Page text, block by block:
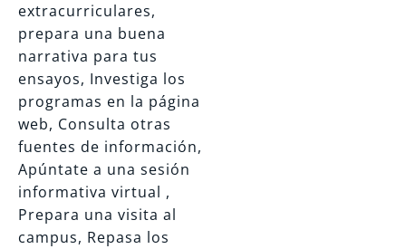
extracurriculares,
prepara una buena
narrativa para tus
ensayos, Investiga los
programas en la página
web, Consulta otras
fuentes de información,
Apúntate a una sesión
informativa virtual ,
Prepara una visita al
campus, Repasa los